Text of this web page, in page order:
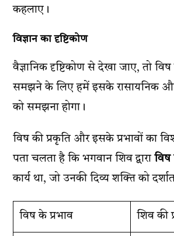
कहलाए।
विज्ञान का दृष्टिकोण
वैज्ञानिक दृष्टिकोण से देखा जाए, तो
समझने के लिए हमें इसके रासायनिक और
को समझना होगा।
विष की प्रकृति और इसके प्रभावों का
पता चलता है कि भगवान शिव द्वाराविष
कार्य था, जो उनकी दिव्य शक्ति को
विष के प्रभाव शिव की